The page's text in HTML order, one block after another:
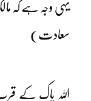
یہی وجہ ہے کہ
سعادت)
اللہ پاک کے